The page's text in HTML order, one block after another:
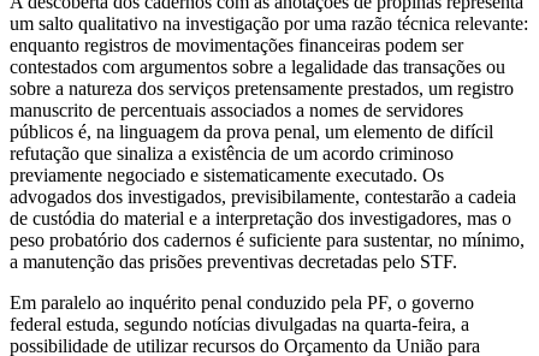
um salto qualitativo na investigação por uma razão técnica relevante:
enquanto registros de movimentações financeiras podem ser
contestados com argumentos sobre a legalidade das transações ou
sobre a natureza dos serviços pretensamente prestados, um registro
manuscrito de percentuais associados a nomes de servidores
públicos é, na linguagem da prova penal, um elemento de difícil
refutação que sinaliza a existência de um acordo criminoso
previamente negociado e sistematicamente executado. Os
advogados dos investigados, previsibilamente, contestarão a cadeia
de custódia do material e a interpretação dos investigadores, mas o
peso probatório dos cadernos é suficiente para sustentar, no mínimo,
a manutenção das prisões preventivas decretadas pelo STF.
Em paralelo ao inquérito penal conduzido pela PF, o governo
federal estuda, segundo notícias divulgadas na quarta-feira, a
possibilidade de utilizar recursos do Orçamento da União para